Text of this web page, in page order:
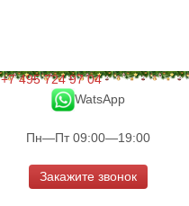
+7 495 724 97 04
WatsApp
Пн—Пт 09:00—19:00
Закажите звонок